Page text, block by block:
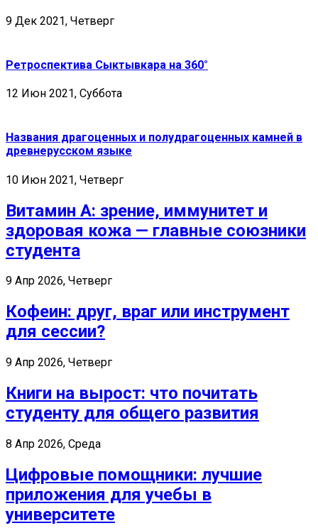
9 Дек 2021, Четверг
Ретроспектива Сыктывкара на 360°
12 Июн 2021, Суббота
Названия драгоценных и полудрагоценных камней в
древнерусском языке
10 Июн 2021, Четверг
Витамин А: зрение, иммунитет и
здоровая кожа — главные союзники
студента
9 Апр 2026, Четверг
Кофеин: друг, враг или инструмент
для сессии?
9 Апр 2026, Четверг
Книги на вырост: что почитать
студенту для общего развития
8 Апр 2026, Среда
Цифровые помощники: лучшие
приложения для учебы в
университете